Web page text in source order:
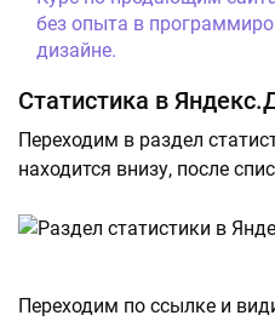
без опыта в
дизайне.
Статистика в
Переходим в раздел
находится внизу, после
Переходим по ссылке и